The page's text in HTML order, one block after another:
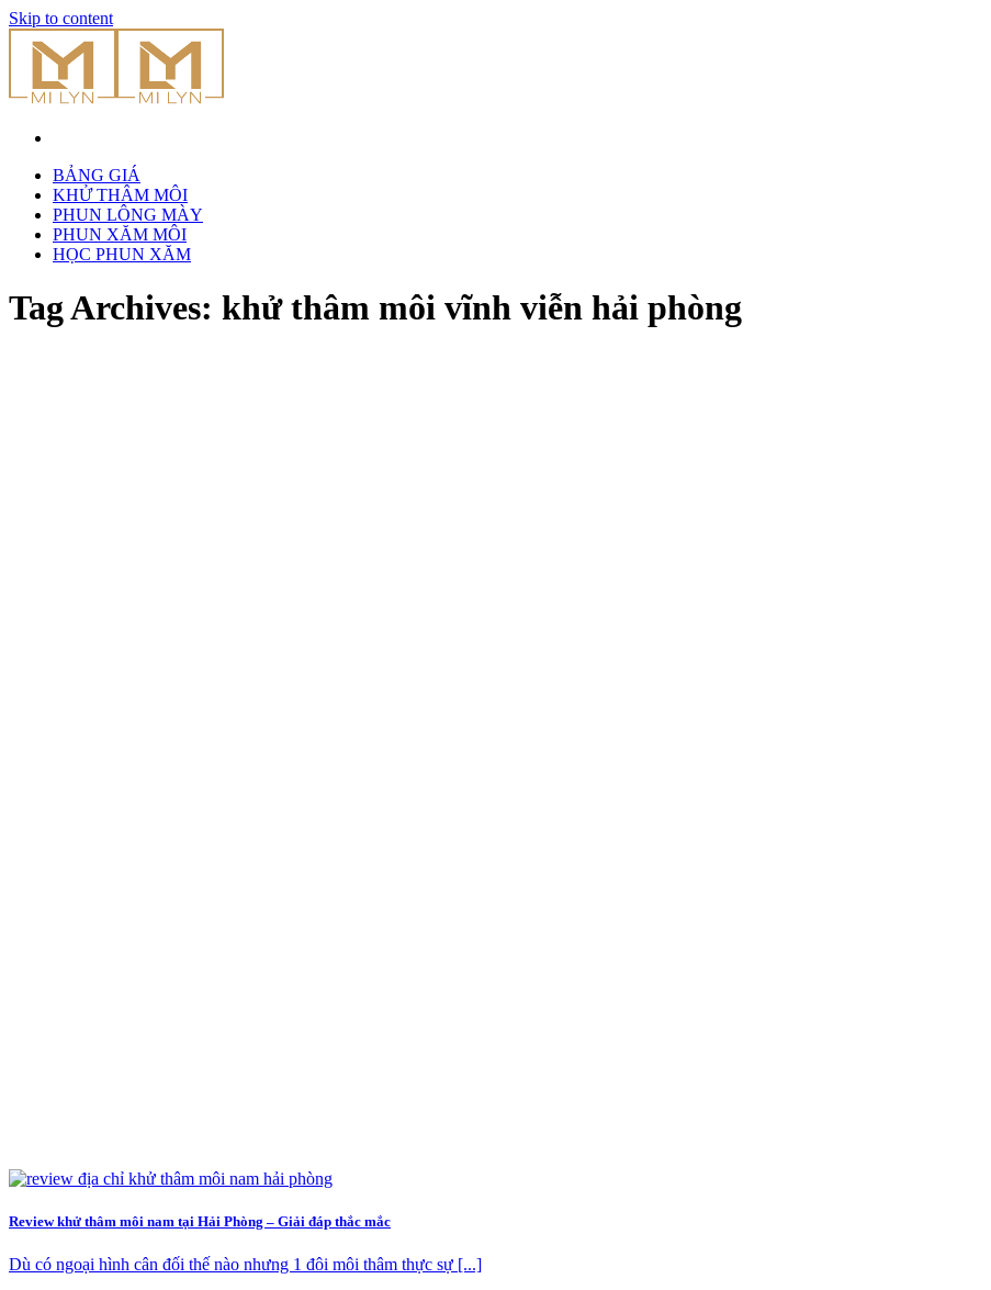
Skip to content
BẢNG GIÁ
KHỬ THÂM MÔI
PHUN LÔNG MÀY
PHUN XĂM MÔI
HỌC PHUN XĂM
Tag Archives: khử thâm môi vĩnh viễn hải phòng
Review khử thâm môi nam tại Hải Phòng – Giải đáp thắc mắc
Dù có ngoại hình cân đối thế nào nhưng 1 đôi môi thâm thực sự [...]